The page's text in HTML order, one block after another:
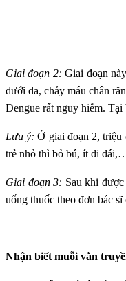
Giai đoạn 2: Giai đoạn
dưới da, chảy máu chân
Dengue rất nguy hiểm. Tại
Lưu ý: Ở giai đoạn 2, triệu
trẻ nhỏ thì bỏ bú, ít đi
Giai đoạn 3: Sau khi
uống thuốc theo đơn bác sĩ
Nhận biết muỗi vằn